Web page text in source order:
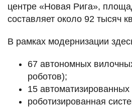
центре «Новая Рига»,
составляет около 92 тысяч
В рамках модернизации
67 автономных
роботов);
15
роботизированная